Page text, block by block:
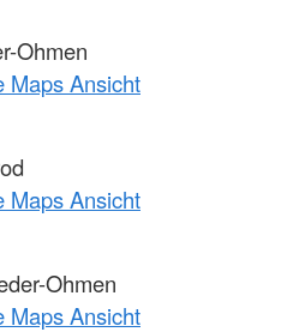
Ohmen
Maps Ansicht
Maps Ansicht
Ohmen
Maps Ansicht